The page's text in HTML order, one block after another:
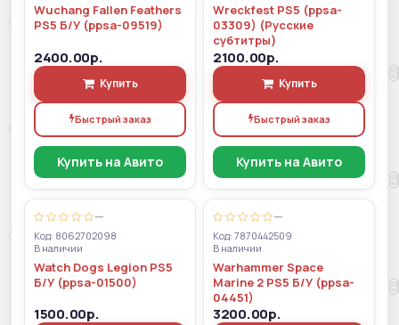
Wuchang Fallen Feathers
PS5 Б/У (ppsa-09519)
2400.00р.
Купить
Быстрый заказ
Купить на Авито
Wreckfest PS5 (ppsa-
03309) (Русские
субтитры)
2100.00р.
Купить
Быстрый заказ
Купить на Авито
—
Код: 8062702098
В наличии
Watch Dogs Legion PS5
Б/У (ppsa-01500)
1500.00р.
—
Код: 7870442509
В наличии
Warhammer Space
Marine 2 PS5 Б/У (ppsa-
04451)
3200.00р.